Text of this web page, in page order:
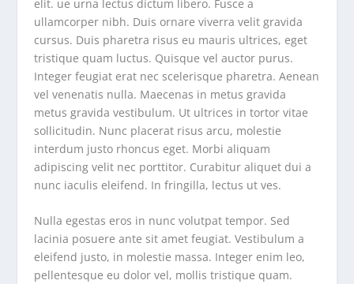
elit. ue urna lectus dictum libero. Fusce a
ullamcorper nibh. Duis ornare viverra velit gravida
cursus. Duis pharetra risus eu mauris ultrices, eget
tristique quam luctus. Quisque vel auctor purus.
Integer feugiat erat nec scelerisque pharetra. Aenean
vel venenatis nulla. Maecenas in metus gravida
metus gravida vestibulum. Ut ultrices in tortor vitae
sollicitudin. Nunc placerat risus arcu, molestie
interdum justo rhoncus eget. Morbi aliquam
adipiscing velit nec porttitor. Curabitur aliquet dui a
nunc iaculis eleifend. In fringilla, lectus ut ves.
Nulla egestas eros in nunc volutpat tempor. Sed
lacinia posuere ante sit amet feugiat. Vestibulum a
eleifend justo, in molestie massa. Integer enim leo,
pellentesque eu dolor vel, mollis tristique quam.